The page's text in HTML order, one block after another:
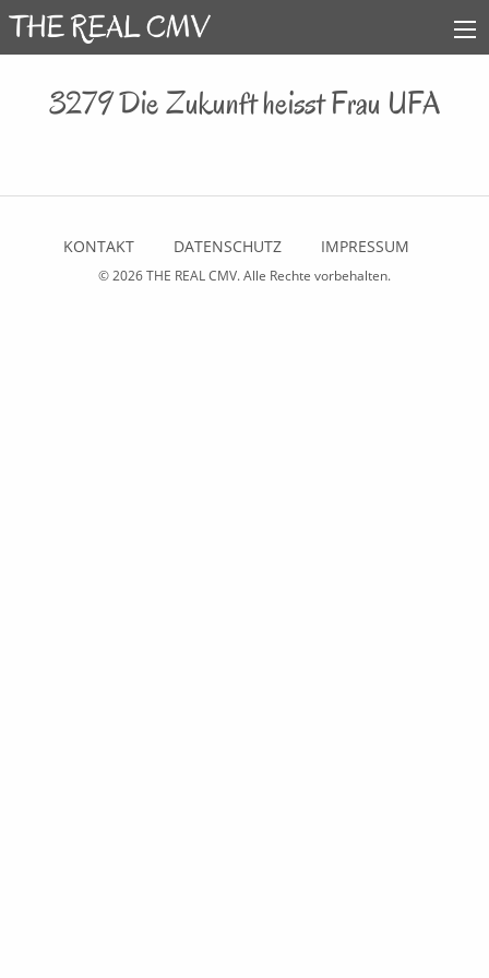
3279 Die Zukunft heisst Frau UFA
KONTAKT DATENSCHUTZ IMPRESSUM
© 2026THE REAL CMV. Alle Rechte vorbehalten.